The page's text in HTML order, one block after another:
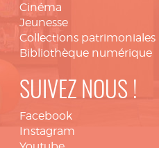
Cinéma
Jeunesse
Collections patrimoniales
Bibliothèque numérique
SUIVEZ NOUS !
Facebook
Instagram